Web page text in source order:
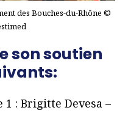
des Bouches-du-Rhône ©
son soutien
1 : Brigitte Devesa –